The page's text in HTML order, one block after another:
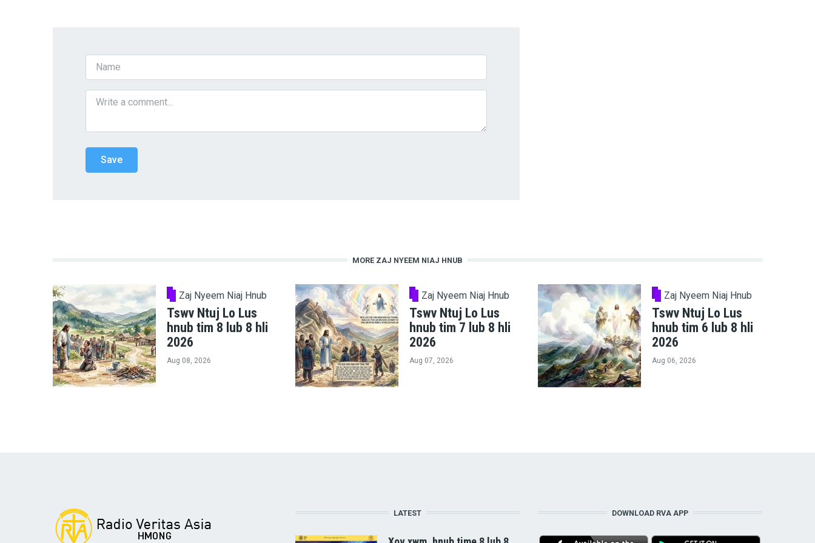
MORE ZAJ NYEEM NIAJ HNUB
Zaj Nyeem Niaj Hnub
Tswv Ntuj Lo Lus
hnub tim 8 lub 8 hli
2026
Aug 08, 2026
Zaj Nyeem Niaj Hnub
Tswv Ntuj Lo Lus
hnub tim 7 lub 8 hli
2026
Aug 07, 2026
Zaj Nyeem Niaj Hnub
Tswv Ntuj Lo Lus
hnub tim 6 lub 8 hli
2026
Aug 06, 2026
LATEST DOWNLOAD RVA APP